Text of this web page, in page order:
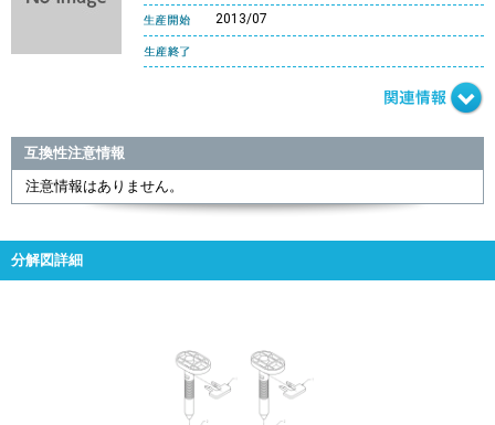
2013/07
互換性注意情報
注意情報はありません。
分解図詳細